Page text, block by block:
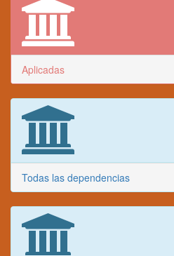
Aplicadas
Todas las dependencias